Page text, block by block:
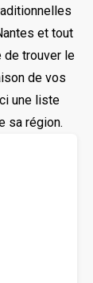
et tout
de trouver le
de vos
une liste
sa région.